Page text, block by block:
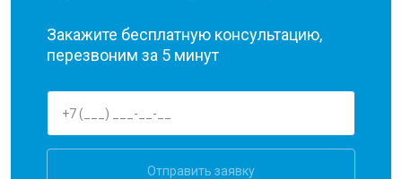
Закажите бесплатную консультацию,
перезвоним за 5 минут
Отправить заявку